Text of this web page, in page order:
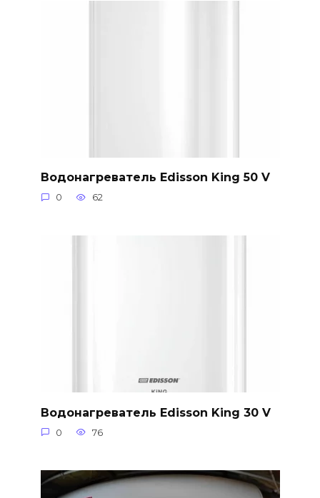
Водонагреватель Edisson King 50 V
0 62
Водонагреватель Edisson King 30 V
0 76